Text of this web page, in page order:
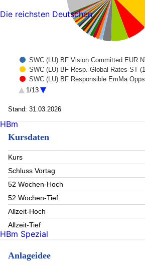
SWC (LU) BF Vision Committed EUR
SWC (LU) BF Resp. Global Rates ST
SWC (LU) BF Responsible EmMa
EUROPEAN UNION BILL 12M ZERO
Bank Account CNY (1.3%)
INVESCO PHYSICAL MAR (1.05%)
Nvidia Corp. (0.76%)
APPLE INC (0.75%)
SWC (LU) EF Sust Digital Economy NT
Alphabet Inc C (0.69%)
SWC (LU) EF Sust Healthy Longevity
SWC (LU) EF Sust Circular Economy
Italien, Republik DL-Notes 2019(29)
Bank Account EUR (0.64%)
1 1/8 US TREAS BOND AUG40 (0.63%)
THE UNITED ST TSY 1.625% 15May31
1/13
Stand: 31.03.2026
Kursdaten
Kurs
Schluss Vortag
52 Wochen-Hoch
52 Wochen-Tief
Allzeit-Hoch
Allzeit-Tief
Anlageidee
Die reichsten Deutschen
HBm
HBm Spezial